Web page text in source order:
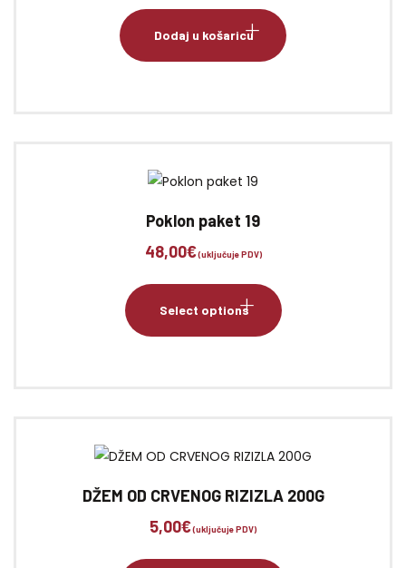
Dodaj u košaricu
Poklon paket 19
48,00€(uključuje PDV)
Select options
DŽEM OD CRVENOG RIZIZLA 200G
5,00€(uključuje PDV)